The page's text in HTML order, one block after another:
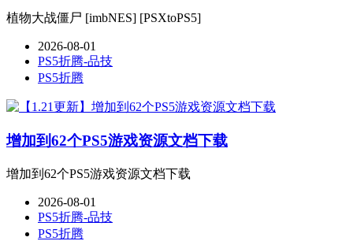
植物大战僵尸 [imbNES] [PSXtoPS5]
2026-08-01
PS5折腾-品技
PS5折腾
增加到62个PS5游戏资源文档下载
增加到62个PS5游戏资源文档下载
2026-08-01
PS5折腾-品技
PS5折腾